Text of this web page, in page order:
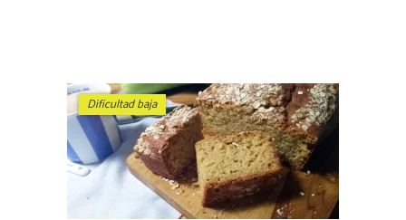
Dificultad baja